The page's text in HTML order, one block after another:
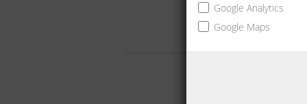
E-Mail:
Google Analytics
Google Maps